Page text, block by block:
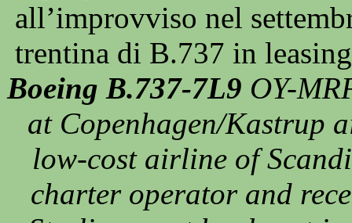
all’improvviso nel
trentina di B.737 in
Boeing B.737-7L9 OY-
at Copenhagen/Kastrup
low-cost airline of
charter operator and